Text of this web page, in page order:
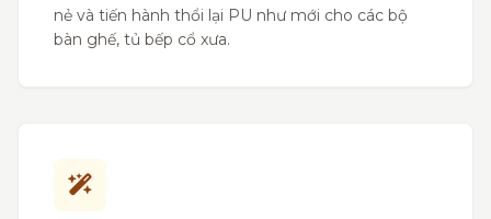
nẻ và tiến hành thổi lại PU như mới cho các bộ
bàn ghế, tủ bếp cổ xưa.